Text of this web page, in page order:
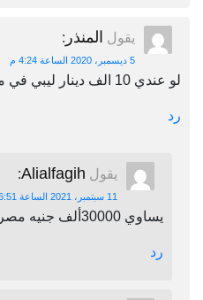
يقول المنذر :
5 ديسمبر، 2020 الساعة 4:24 م
لو عندي 10 الف دينار ليبي في مصر يعملو كام مصري
رد
يقول Alialfagih
:
11 سبتمبر، 2021 الساعة 6:51 م
يساوي 30000ألف جنيه مصري
رد